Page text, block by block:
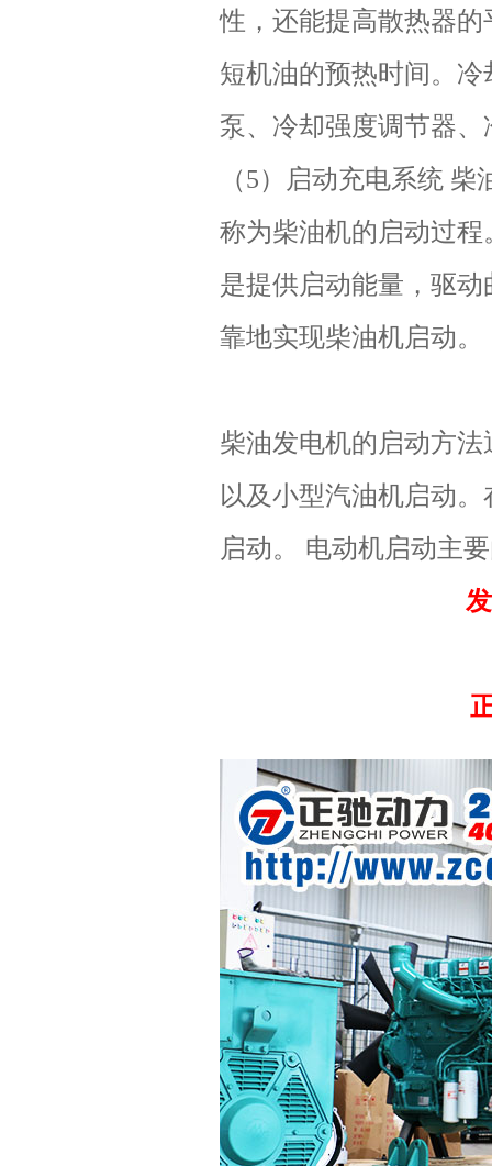
性，还能提高散热器
短机油的预热时间。
泵、冷却强度调节器
（5）启动充电系统
称为柴油机的启动过
是提供启动能量，驱
靠地实现柴油机启动。
柴油发电机的启动方
以及小型汽油机启动
启动。 电动机启动主